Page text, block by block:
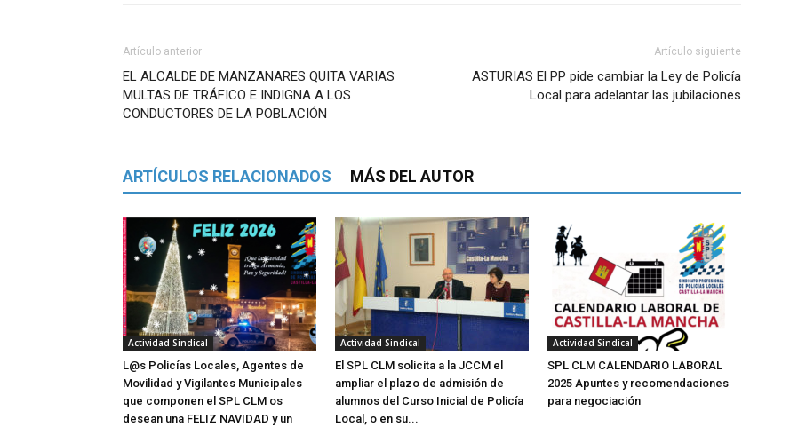
Artículo anterior
EL ALCALDE DE MANZANARES QUITA VARIAS
MULTAS DE TRÁFICO E INDIGNA A LOS
CONDUCTORES DE LA POBLACIÓN
Artículo siguiente
ASTURIAS El PP pide cambiar la Ley de Policía
Local para adelantar las jubilaciones
ARTÍCULOS RELACIONADOS MÁS DEL AUTOR
Actividad Sindical
L@s Policías Locales, Agentes de
Movilidad y Vigilantes Municipales
que componen el SPL CLM os
desean una FELIZ NAVIDAD y un
Actividad Sindical
El SPL CLM solicita a la JCCM el
ampliar el plazo de admisión de
alumnos del Curso Inicial de Policía
Local, o en su...
Actividad Sindical
SPL CLM CALENDARIO LABORAL
2025 Apuntes y recomendaciones
para negociación